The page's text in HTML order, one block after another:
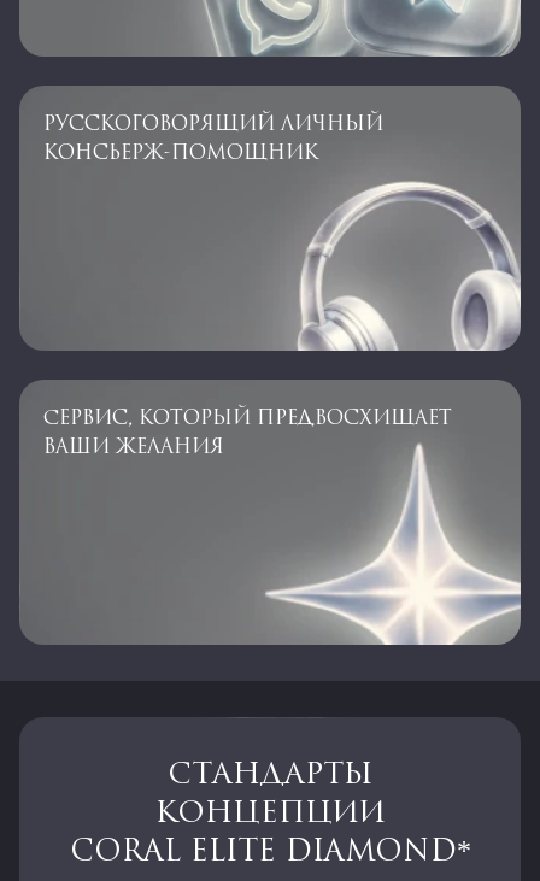
РУССКОГОВОРЯЩИЙ ЛИЧНЫЙ
КОНСЬЕРЖ-ПОМОЩНИК
CЕРВИС, КОТОРЫЙ ПРЕДВОСХИЩАЕТ
ВАШИ ЖЕЛАНИЯ
СТАНДАРТЫ
КОНЦЕПЦИИ
CORAL ELITE DIAMOND*